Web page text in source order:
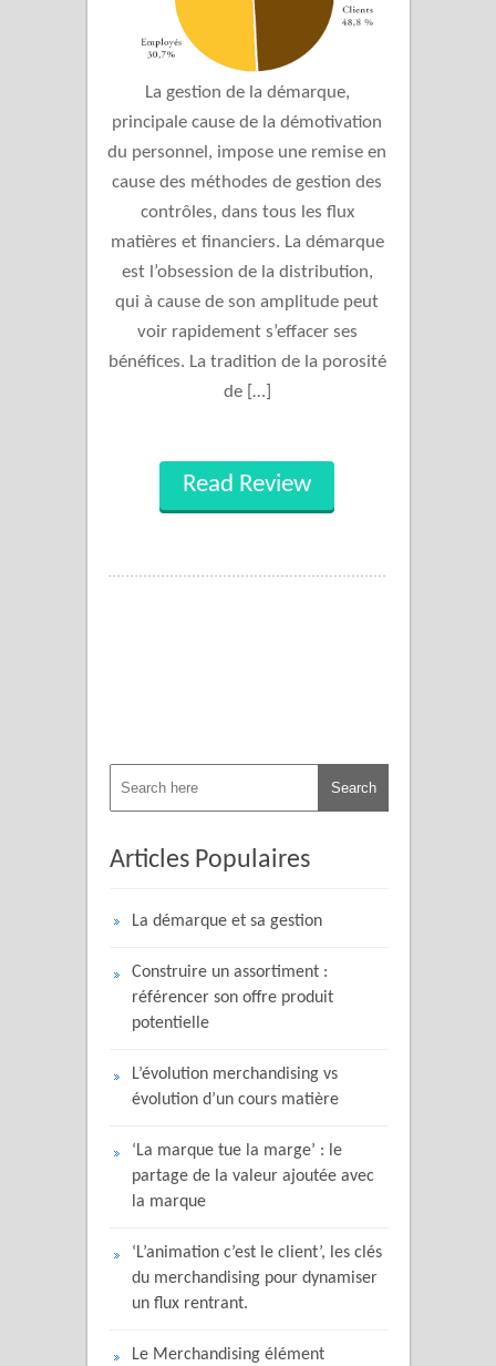
La gestion de la démarque,
principale cause de la démotivation
du personnel, impose une remise en
cause des méthodes de gestion des
contrôles, dans tous les flux
matières et financiers. La démarque
est l’obsession de la distribution,
qui à cause de son amplitude peut
voir rapidement s’effacer ses
bénéfices. La tradition de la porosité
de […]
Read Review
Articles Populaires
La démarque et sa gestion
Construire un assortiment :
référencer son offre produit
potentielle
L’évolution merchandising vs
évolution d’un cours matière
‘La marque tue la marge’ : le
partage de la valeur ajoutée avec
la marque
‘L’animation c’est le client’, les clés
du merchandising pour dynamiser
un flux rentrant.
Le Merchandising élément